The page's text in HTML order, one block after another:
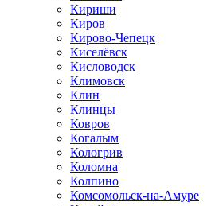
Кириши
Киров
Кирово-Чепецк
Киселёвск
Кисловодск
Климовск
Клин
Клинцы
Ковров
Когалым
Кологрив
Коломна
Колпино
Комсомольск-на-Амуре